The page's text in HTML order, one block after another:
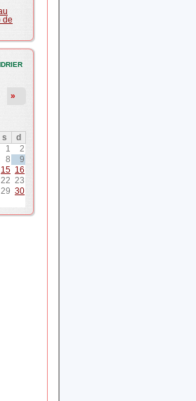
de
»
s
d
1
2
8
9
15 16
22 23
29 30